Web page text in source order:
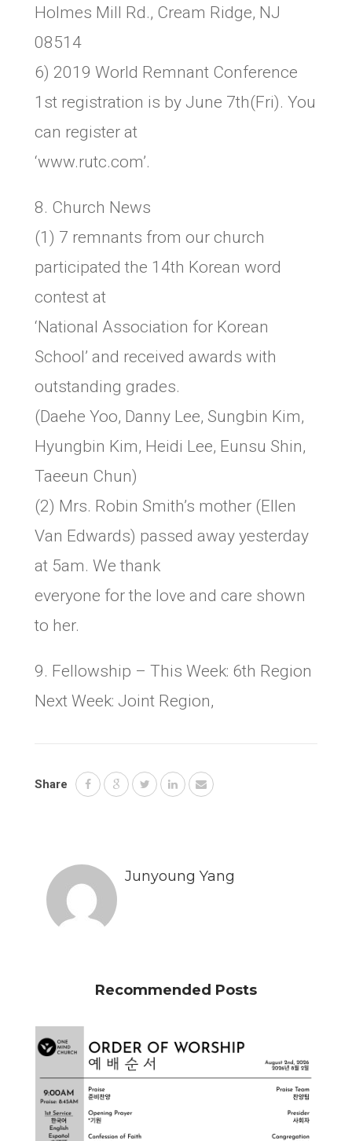
Holmes Mill Rd., Cream Ridge, NJ
08514
6) 2019 World Remnant Conference
1st registration is by June 7th(Fri). You
can register at
‘www.rutc.com’.
8. Church News
(1) 7 remnants from our church
participated the 14th Korean word
contest at
‘National Association for Korean
School’ and received awards with
outstanding grades.
(Daehe Yoo, Danny Lee, Sungbin Kim,
Hyungbin Kim, Heidi Lee, Eunsu Shin,
Taeeun Chun)
(2) Mrs. Robin Smith’s mother (Ellen
Van Edwards) passed away yesterday
at 5am. We thank
everyone for the love and care shown
to her.
9. Fellowship – This Week: 6th Region
Next Week: Joint Region,
Share
Junyoung Yang
Recommended Posts